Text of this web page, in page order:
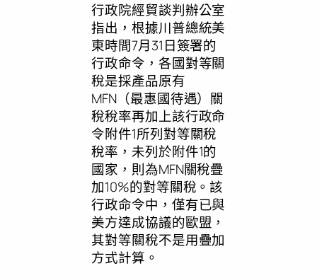
行政院經貿談判辦公室
指出，根據川普總統美
東時間7月31日簽署的
行政命令，各國對等關
稅是採產品原有
MFN（最惠國待遇）關
稅稅率再加上該行政命
令附件1所列對等關稅
稅率，未列於附件1的
國家，則為MFN關稅疊
加10%的對等關稅。該
行政命令中，僅有已與
美方達成協議的歐盟，
其對等關稅不是用疊加
方式計算。